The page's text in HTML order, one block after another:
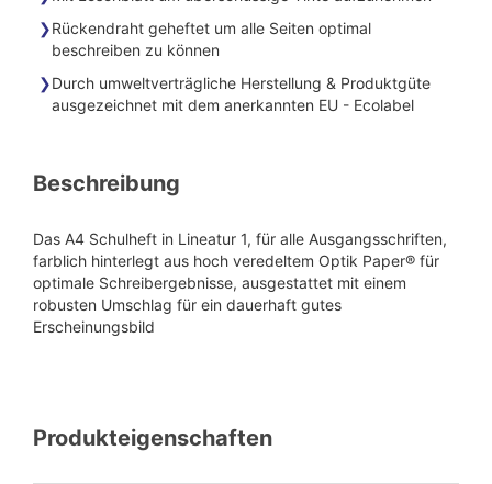
Rückendraht geheftet um alle Seiten optimal
beschreiben zu können
Durch umweltverträgliche Herstellung & Produktgüte
ausgezeichnet mit dem anerkannten EU - Ecolabel
Beschreibung
Das A4 Schulheft in Lineatur 1, für alle Ausgangsschriften,
farblich hinterlegt aus hoch veredeltem Optik Paper® für
optimale Schreibergebnisse, ausgestattet mit einem
robusten Umschlag für ein dauerhaft gutes
Erscheinungsbild
Produkteigenschaften